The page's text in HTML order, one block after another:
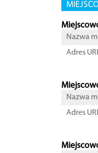
Nazwa
Adres
Nazwa
Adres